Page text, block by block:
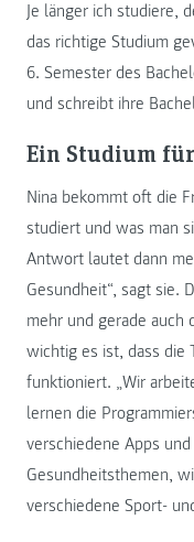
Je länger ich studiere,
das richtige Studium
6. Semester des
und schreibt ihre
Ein Studium
Nina bekommt oft die
studiert und was man
Antwort lautet dann
Gesundheit“, sagt sie.
mehr und gerade auch
wichtig es ist, dass die
funktioniert. „Wir
lernen die
verschiedene Apps
Gesundheitsthemen,
verschiedene Sport-